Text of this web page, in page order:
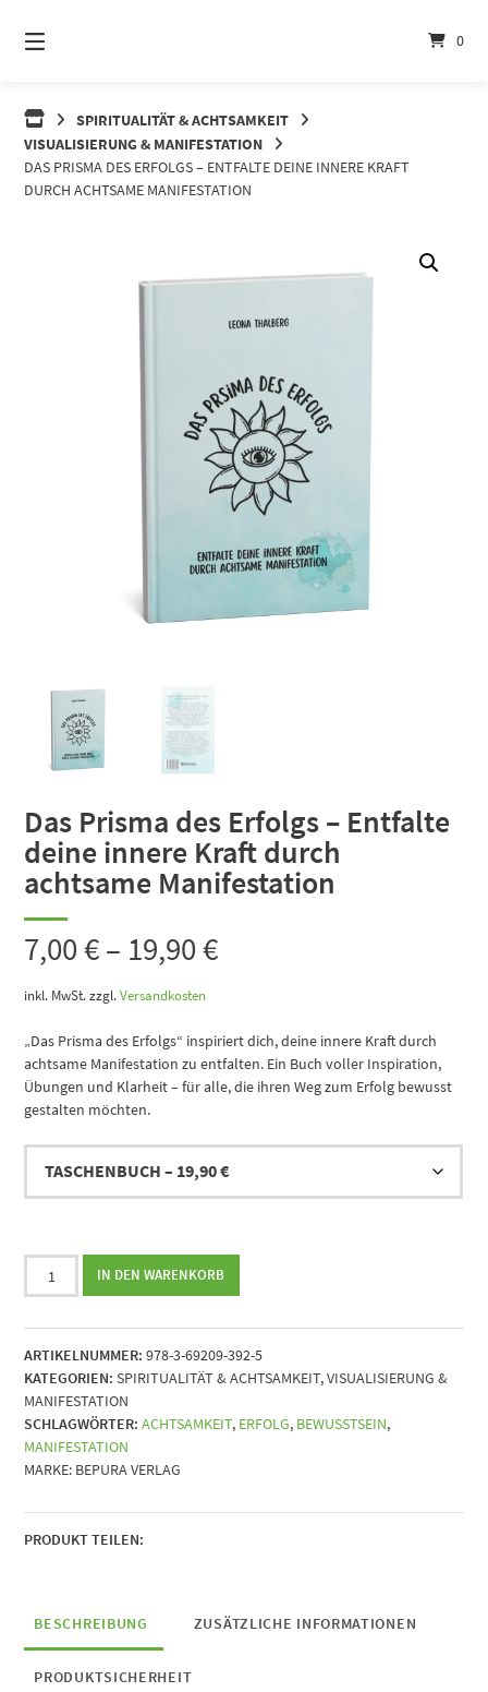
zum
Inhalt
0
SPIRITUALITÄT & ACHTSAMKEIT
VISUALISIERUNG & MANIFESTATION
DAS PRISMA DES ERFOLGS – ENTFALTE DEINE INNERE KRAFT
DURCH ACHTSAME MANIFESTATION
Das Prisma des Erfolgs – Entfalte
deine innere Kraft durch
achtsame Manifestation
7,00€– 19,90€
inkl. MwSt. zzgl.Versandkosten
„Das Prisma des Erfolgs“ inspiriert dich, deine innere Kraft durch
achtsame Manifestation zu entfalten. Ein Buch voller Inspiration,
Übungen und Klarheit – für alle, die ihren Weg zum Erfolg bewusst
gestalten möchten.
Das
Prisma
Erfolgs
-
Entfalte
deine
innere
Kraft
durch
Manifestation
Menge
IN DEN WARENKORB
ARTIKELNUMMER: 978-3-69209-392-5
KATEGORIEN: SPIRITUALITÄT & ACHTSAMKEIT,VISUALISIERUNG &
MANIFESTATION
SCHLAGWÖRTER: ACHTSAMKEIT, ERFOLG, BEWUSSTSEIN,
MANIFESTATION
MARKE: BEPURA VERLAG
PRODUKT TEILEN:
BESCHREIBUNG ZUSÄTZLICHE INFORMATIONEN
PRODUKTSICHERHEIT